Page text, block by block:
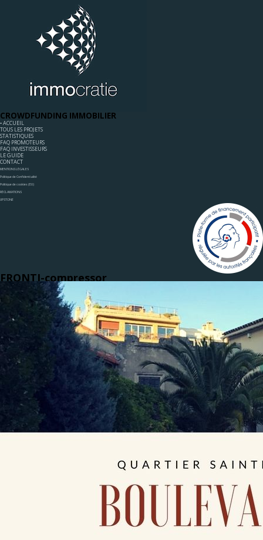
CROWDFUNDING IMMOBILIER
◦ ACCUEIL
TOUS LES PROJETS
STATISTIQUES
FAQ PROMOTEURS
FAQ INVESTISSEURS
LE GUIDE
CONTACT
MENTIONS LÉGALES
Politique de Confidentialité
Politique de cookies (EU)
RÉCLAMATIONS
UPSTONE
FRONTI-compressor